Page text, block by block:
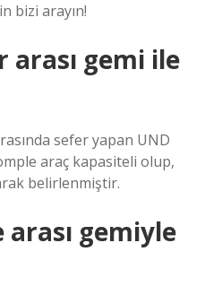
bizi arayın!
arası gemi ile
sefer yapan UND
araç kapasiteli olup,
belirlenmiştir.
gemiyle